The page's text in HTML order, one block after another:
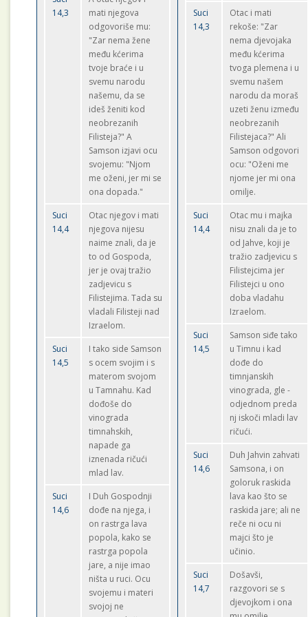
14,3
mati njegova
odgovoriše mu:
"Zar nema žene
među kćerima
tvoje braće i u
svemu narodu
našemu, da se
ideš ženiti kod
neobrezanih
Filisteja?" A
Samson izjavi ocu
svojemu: "Njom
me oženi, jer mi se
ona dopada."
Suci
14,4
Otac njegov i mati
njegova nijesu
naime znali, da je
to od Gospoda,
jer je ovaj tražio
zadjevicu s
Filistejima. Tada su
vladali Filisteji nad
Izraelom.
Suci
14,5
I tako side Samson
s ocem svojim i s
materom svojom
u Tamnahu. Kad
dođoše do
vinograda
timnahskih,
napade ga
iznenada ričući
mlad lav.
Suci
14,6
I Duh Gospodnji
dođe na njega, i
on rastrga lava
popola, kako se
rastrga popola
jare, a nije imao
ništa u ruci. Ocu
svojemu i materi
svojoj ne
Suci
14,3
Otac i mati
rekoše: "Zar
nema djevojaka
među kćerima
tvoga plemena i u
svemu našem
narodu da moraš
uzeti ženu između
neobrezanih
Filistejaca?" Ali
Samson odgovori
ocu: "Oženi me
njome jer mi ona
omilje.
Suci
14,4
Otac mu i majka
nisu znali da je to
od Jahve, koji je
tražio zadjevicu s
Filistejcima jer
Filistejci u ono
doba vladahu
Izraelom.
Suci
14,5
Samson siđe tako
u Timnu i kad
dođe do
timnjanskih
vinograda, gle -
odjednom preda
nj iskoči mladi lav
ričući.
Suci
14,6
Duh Jahvin zahvati
Samsona, i on
goloruk raskida
lava kao što se
raskida jare; ali ne
reče ni ocu ni
majci što je
učinio.
Suci
14,7
Došavši,
razgovori se s
djevojkom i ona